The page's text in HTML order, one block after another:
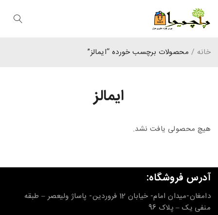
ایمالز
خانه / محصولات برچسب خورده “ایمالز”
هیچ محصولی یافت نشد.
آدرس فروشگاه:
دامغان-میدان امام- خیابان 12 فروردین- پاساژ ولیعصر – طبقه
منفی یک – پلاک 96